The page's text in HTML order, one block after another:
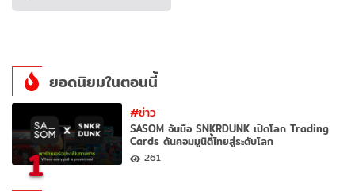
ยอดนิยมในตอนนี้
1
#ข่าว
SASOM จับมือ SNKRDUNK เปิดโลก Trading
Cards ดันคอมมูนิตี้ไทยสู่ระดับโลก
261